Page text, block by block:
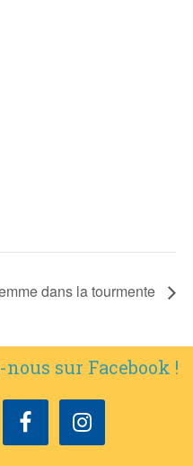
dans la tourmente
sur Facebook !